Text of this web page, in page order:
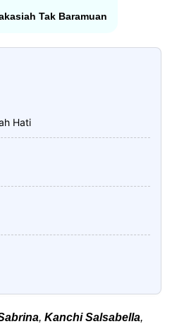
Tak Baramuan
Hati
, Kanchi Salsabella,